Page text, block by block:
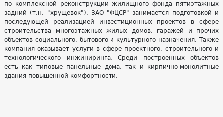
по комплексной реконструкции жилищного фонда пятиэтажных
задний (т.н. "хрущевок"). ЗАО "ФЦСР" занимается подготовкой и
последующей реализацией инвестиционных проектов в сфере
строительства многоэтажных жилых домов, гаражей и прочих
объектов социального, бытового и культурного назначения. Также
компания оказывает услуги в сфере проектного, строительного и
технологического инжиниринга. Среди построенных объектов
есть как типовые панельные дома, так и кирпично-монолитные
здания повышенной комфортности.